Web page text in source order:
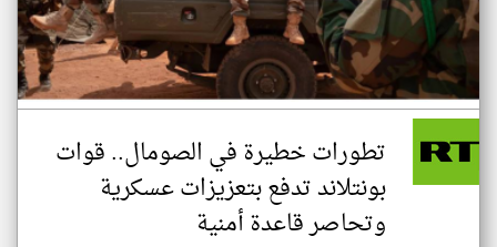
تطورات خطيرة في الصومال.. قوات
بونتلاند تدفع بتعزيزات عسكرية
وتحاصر قاعدة أمنية